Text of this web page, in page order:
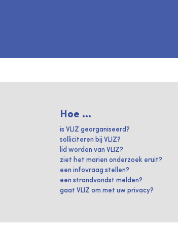
Hoe ...
is VLIZ georganiseerd?
solliciteren bij VLIZ?
lid worden van VLIZ?
ziet het marien onderzoek eruit?
een infovraag stellen?
een strandvondst melden?
gaat VLIZ om met uw privacy?